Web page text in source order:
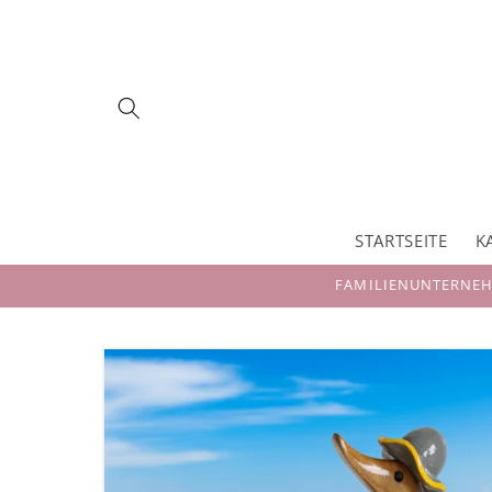
STARTSEITE
Produktinformationen
springen